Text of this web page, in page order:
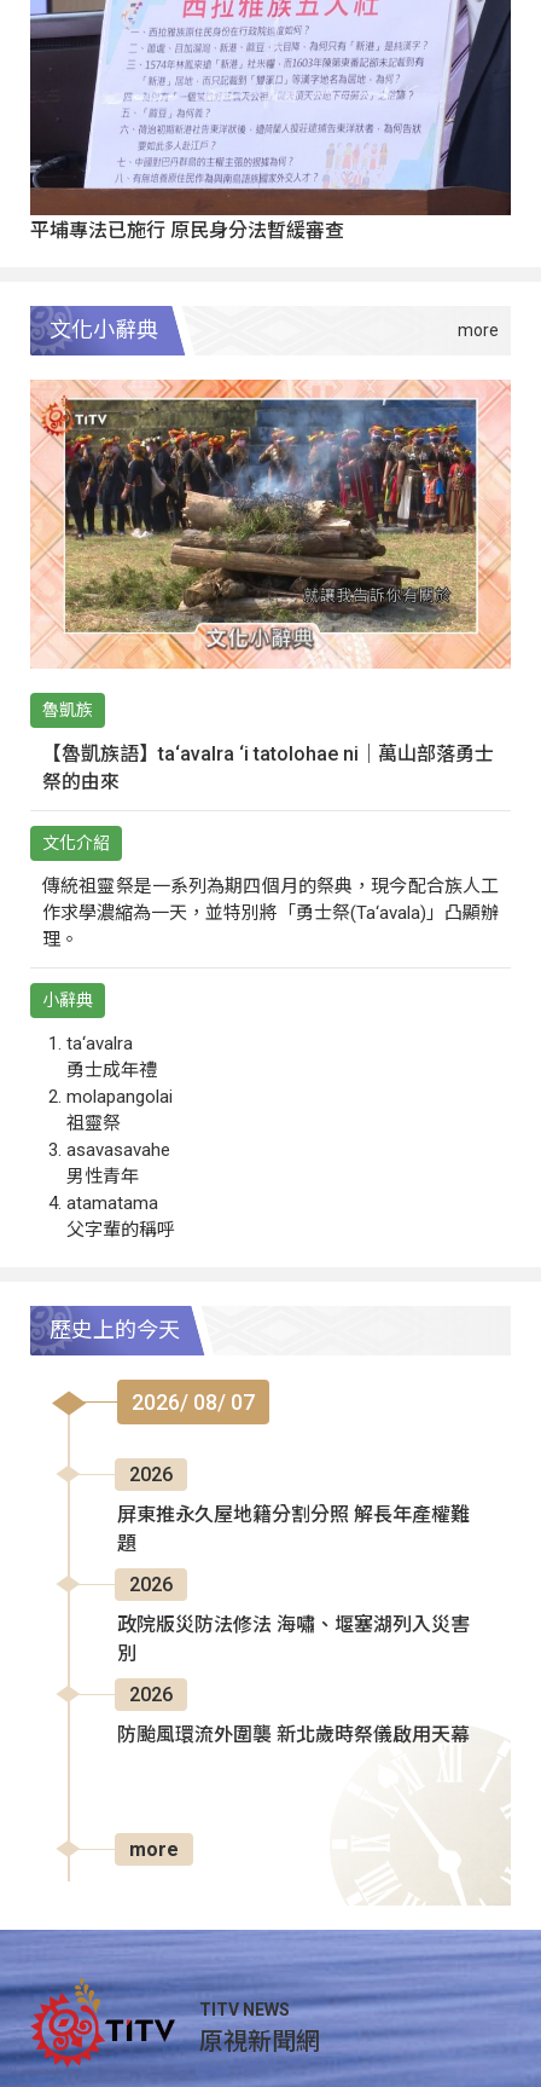
平埔專法已施行 原民身分法暫緩審查
文化小辭典
魯凱族
【魯凱族語】ta‘avalra ‘i tatolohae ni｜萬山部落勇士
祭的由來
文化介紹
傳統祖靈祭是一系列為期四個月的祭典，現今配合族人工
作求學濃縮為一天，並特別將「勇士祭(Ta‘avala)」凸顯辦
理。
小辭典
ta‘avalra
勇士成年禮
molapangolai
祖靈祭
asavasavahe
男性青年
atamatama
父字輩的稱呼
歷史上的今天
2026/ 08/ 07
2026
屏東推永久屋地籍分割分照 解長年產權難
題
2026
政院版災防法修法 海嘯、堰塞湖列入災害
別
2026
防颱風環流外圍襲 新北歲時祭儀啟用天幕
more
TITV NEWS
原視新聞網